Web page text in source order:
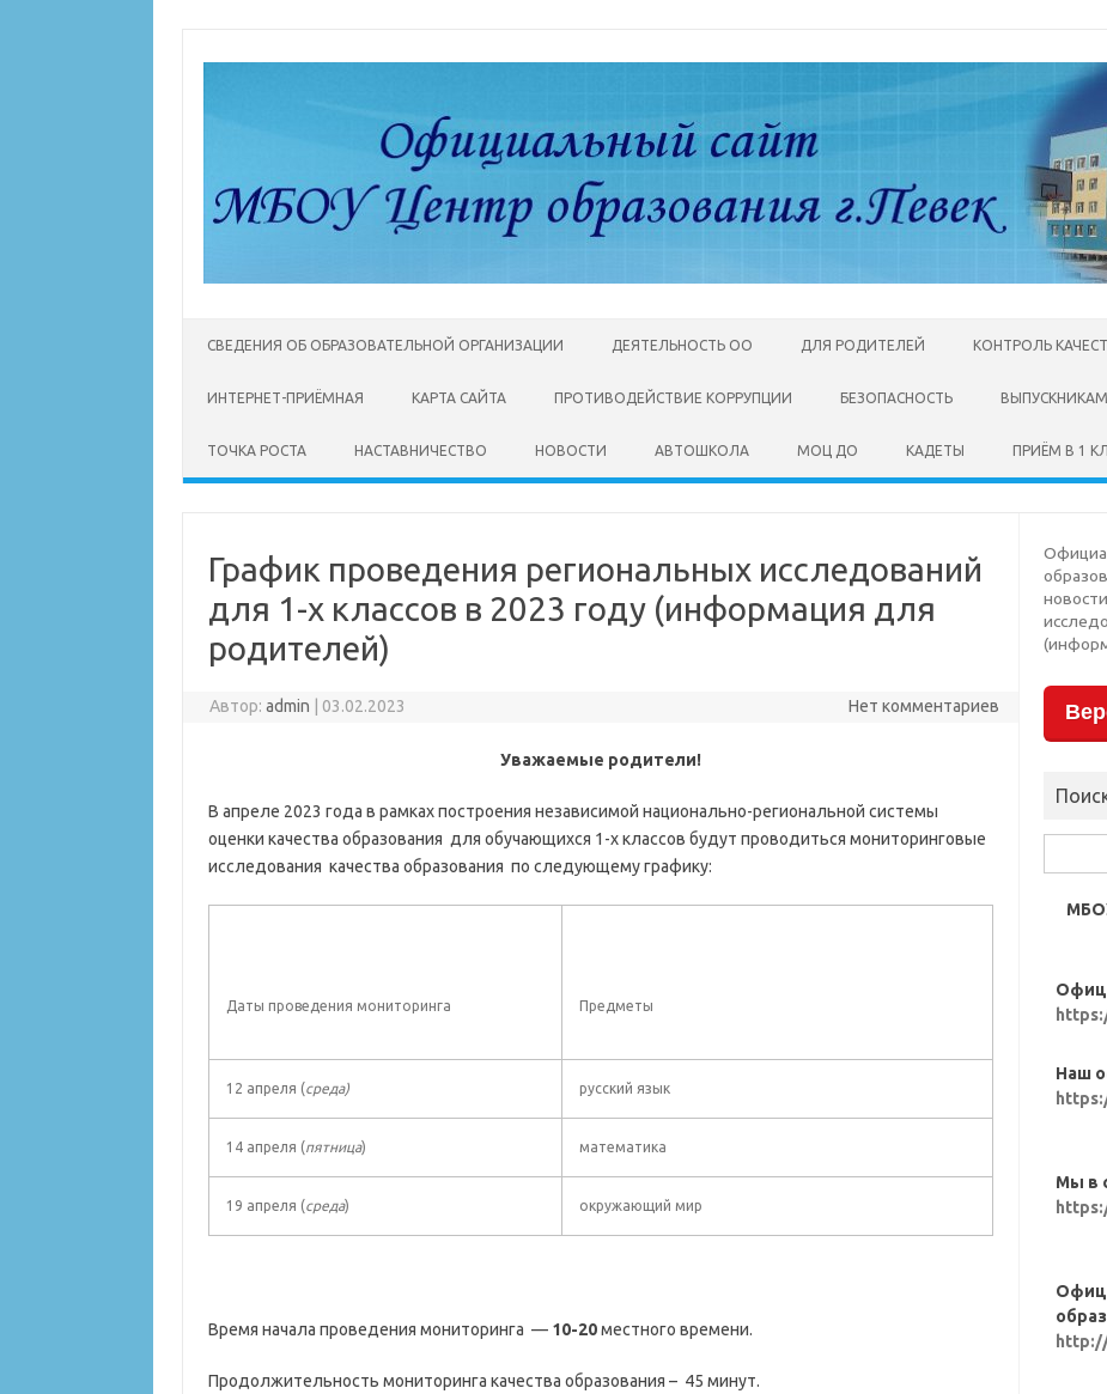
СВЕДЕНИЯ ОБ ОБРАЗОВАТЕЛЬНОЙ ОРГАНИЗАЦИИ ДЕЯТЕЛЬНОСТЬ ОО ДЛЯ РОДИТЕЛЕЙ КОНТРОЛЬ
ИНТЕРНЕТ-ПРИЁМНАЯ КАРТА САЙТА ПРОТИВОДЕЙСТВИЕ КОРРУПЦИИ БЕЗОПАСНОСТЬ ВЫПУСКНИКАМ
ТОЧКА РОСТА НАСТАВНИЧЕСТВО НОВОСТИ АВТОШКОЛА МОЦ ДО КАДЕТЫ ПРИЁМ В 1
График проведения региональных исследований
для 1-х классов в 2023 году (информация для
родителей)
Автор:admin 03.02.2023 Нет комментариев
Уважаемые родители!
В апреле 2023 года в рамках построения независимой национально-региональной системы
оценки качества образования для обучающихся 1-х классов будут проводиться мониторинговые
исследования качества образования по следующему графику:
Даты проведения мониторинга Предметы
12 апреля (среда) русский язык
14 апреля (пятница) математика
19 апреля (среда) окружающий мир
Время начала проведения мониторинга — 10-20местного времени.
Продолжительность мониторинга качества образования – 45 минут.
новости
Наш
Мы в